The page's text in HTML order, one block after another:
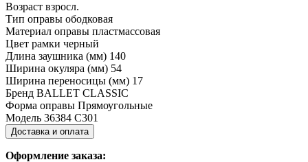
Возраст взросл.
Тип оправы ободковая
Материал оправы пластмассовая
Цвет рамки черный
Длина заушника (мм) 140
Ширина окуляра (мм) 54
Ширина переносицы (мм) 17
Бренд BALLET CLASSIC
Форма оправы Прямоугольные
Модель 36384 C301
Доставка и оплата
Оформление заказа: